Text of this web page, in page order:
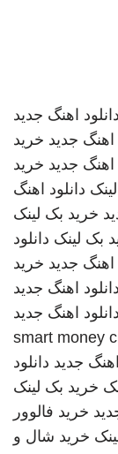
دانلود اهنگ جدید
اهنگ جدید خرید
اهنگ جدید خرید
دانلود اهنگ
خرید بک لینک
بک لینک دانلود
اهنگ جدید خرید
دانلود اهنگ جدید
دانلود اهنگ جدید
smart money
اهنگ جدید دانلود
خرید بک لینک
خرید فالوور
خرید شال و